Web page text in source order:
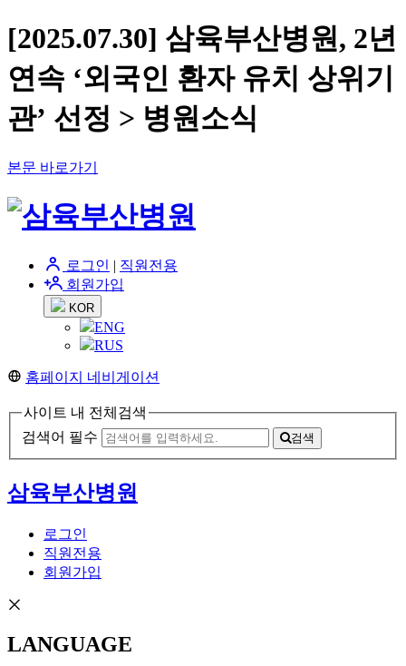
[2025.07.30] 삼육부산병원, 2년
연속 ‘외국인 환자 유치 상위기
관’ 선정 > 병원소식
본문 바로가기
로그인 | 직원전용
회원가입
KOR
ENG
RUS
홈페이지 네비게이션
사이트 내 전체검색
검색어 필수
검색
삼육부산병원
로그인
직원전용
회원가입
LANGUAGE